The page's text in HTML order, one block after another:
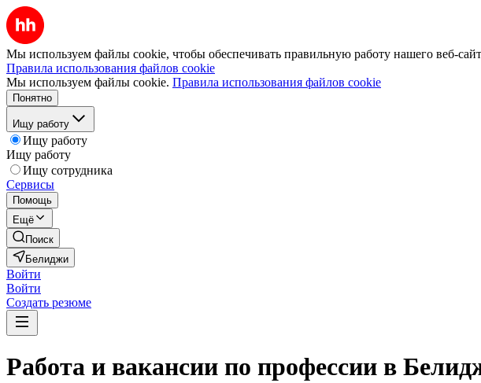
Мы используем файлы cookie, чтобы обеспечивать правильную работу нашего веб-
Правила использования файлов cookie
Мы используем файлы cookie. Правила использования файлов cookie
Понятно
Ищу работу
Ищу работу
Ищу работу
Ищу сотрудника
Сервисы
Помощь
Ещё
Поиск
Белиджи
Войти
Войти
Создать резюме
Работа и вакансии по профессии в